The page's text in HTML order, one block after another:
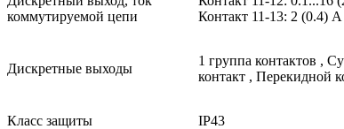
коммутируемой цепи
Контакт 11-13: 2 (0.4) A
Дискретные выходы
1 группа контактов ,
контакт , Перекидной
Класс защиты IP43